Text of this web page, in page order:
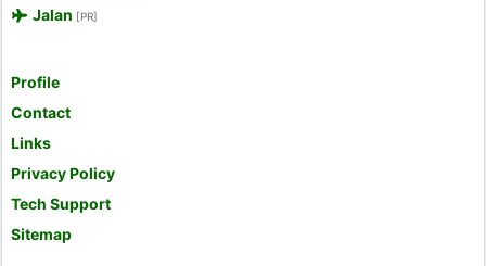
Jalan [PR]
Profile
Contact
Links
Privacy Policy
Tech Support
Sitemap